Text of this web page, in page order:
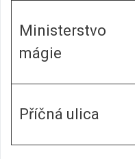
Ministerstvo
mágie
Příčná ulica